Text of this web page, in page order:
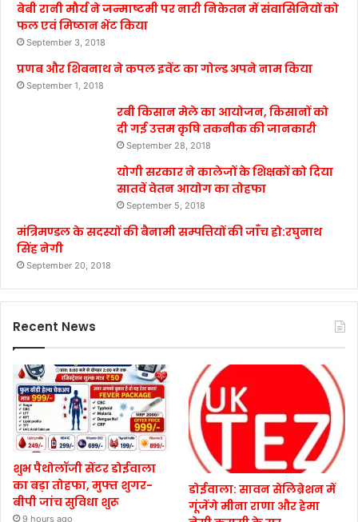
बेबी रानी मौर्य ने जन्माष्टमी पर नारी निकेतन में संवासिनियों को
फल एवं मिष्ठान भेंट किया
September 3, 2018
प्रणब और शिबनाथ ने कपल इवेंट का गोल्ड अपने नाम किया
September 1, 2018
रबी किसान मेले का आयोजन, किसानों को
दी गई उत्तम कृषि तकनीक की जानकारी
September 28, 2018
योगी सरकार ने कालेजों के शिक्षकों को दिया
सातवें वेतन आयोग का तोहफा
September 5, 2018
मंत्रिमण्डल के सदस्यों की बैनामी सम्पत्तियों की जाँच हो:रघुनाथ
सिंह नेगी
September 20, 2018
Recent News
शुभ पैथोलॉजी सेंटर डोईवाला
का बड़ा तोहफा, मुफ्त शुगर-
बीपी जांच सुविधा शुरू
9 hours ago
डोईवाला: सावन सेलिब्रेशन में
गूंजेंगे मीना राणा और हेमा